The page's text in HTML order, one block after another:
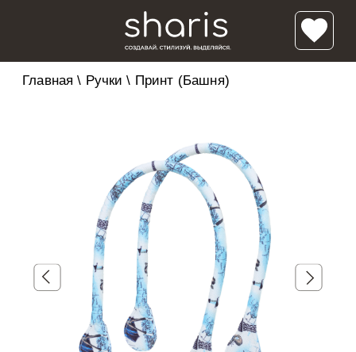
Главная \ Ручки \ Принт (Башня)